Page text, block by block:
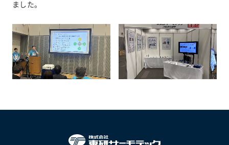
ました。